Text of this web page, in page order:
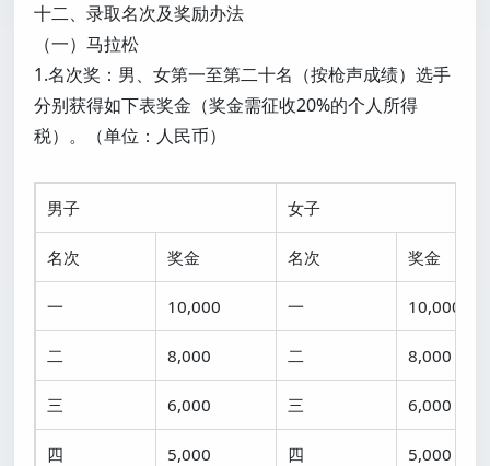
十二、录取名次及奖励办法
（一）马拉松
1.名次奖：男、女第一至第二十名（按枪声成绩）选手
分别获得如下表奖金（奖金需征收20%的个人所得
税）。（单位：人民币）
男子 女子
名次 奖金 名次 奖金
一 10,000 一 10,000
二 8,000 二 8,000
三 6,000 三 6,000
四 5,000 四 5,000